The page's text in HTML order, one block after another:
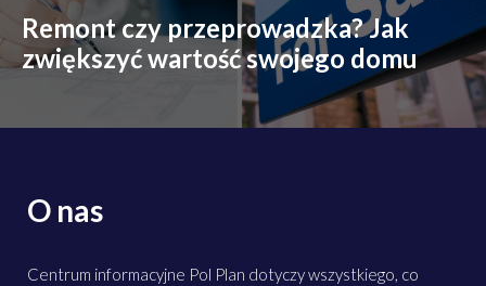
Remont czy przeprowadzka? Jak
zwiększyć wartość swojego domu
O nas
Centrum informacyjne Pol Plan dotyczy wszystkiego, co